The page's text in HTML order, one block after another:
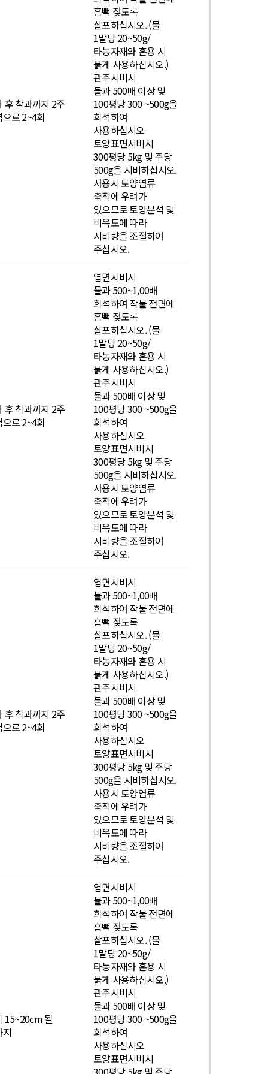
후 착과까지 2주
으로 2~4회
흠뻑 젖도록
살포하십시오. (물
1말당 20~50g/
타농자재와 혼용 시
묽게 사용하십시오.)
관주시비시
물과 500배 이상 및
100평당 300 ~500g을
희석하여
사용하십시오
토양표면시비시
300평당 5kg 및 주당
500g을 시비하십시오.
사용시 토양염류
축적에 우려가
있으므로 토양분석 및
비옥도에 따라
시비량을 조절하여
주십시오.
후 착과까지 2주
으로 2~4회
엽면시비시
물과 500~1,00배
희석하여 작물 전면에
흠뻑 젖도록
살포하십시오. (물
1말당 20~50g/
타농자재와 혼용 시
묽게 사용하십시오.)
관주시비시
물과 500배 이상 및
100평당 300 ~500g을
희석하여
사용하십시오
토양표면시비시
300평당 5kg 및 주당
500g을 시비하십시오.
사용시 토양염류
축적에 우려가
있으므로 토양분석 및
비옥도에 따라
시비량을 조절하여
주십시오.
후 착과까지 2주
으로 2~4회
엽면시비시
물과 500~1,00배
희석하여 작물 전면에
흠뻑 젖도록
살포하십시오. (물
1말당 20~50g/
타농자재와 혼용 시
묽게 사용하십시오.)
관주시비시
물과 500배 이상 및
100평당 300 ~500g을
희석하여
사용하십시오
토양표면시비시
300평당 5kg 및 주당
500g을 시비하십시오.
사용시 토양염류
축적에 우려가
있으므로 토양분석 및
비옥도에 따라
시비량을 조절하여
주십시오.
15~20cm 될
지
엽면시비시
물과 500~1,00배
희석하여 작물 전면에
흠뻑 젖도록
살포하십시오. (물
1말당 20~50g/
타농자재와 혼용 시
묽게 사용하십시오.)
관주시비시
물과 500배 이상 및
100평당 300 ~500g을
희석하여
사용하십시오
토양표면시비시